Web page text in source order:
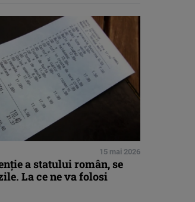
15 mai 2026
a statului român, se
La ce ne va folosi